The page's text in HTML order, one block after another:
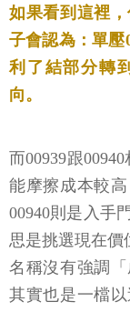
如果看到這裡
子會認為：單壓
利了結部分轉
向。
而00939跟
能摩擦成本較
00940則是入手
思是挑選現在價
名稱沒有強調
其實也是一檔